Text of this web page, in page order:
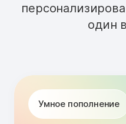
один
Умное пополнение